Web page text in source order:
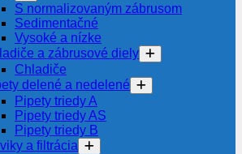
S normalizovaným zábrusom
Sedimentačné
Vysoké a nízke
a zábrusové diely
Chladiče
delené a nedelené
Pipety triedy A
Pipety triedy AS
Pipety triedy B
a filtrácia